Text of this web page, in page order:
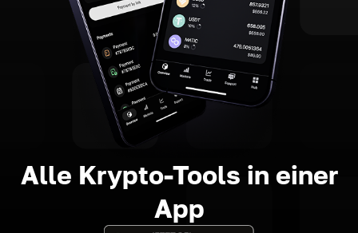
Alle Krypto-Tools in einer
App